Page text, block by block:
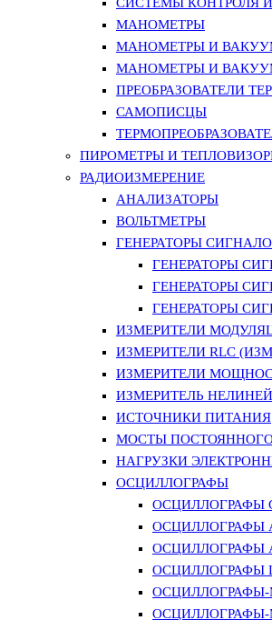
МАНОМЕТРЫ
МАНОМЕТРЫ И
МАНОМЕТРЫ И
ПРЕОБРАЗОВАТЕЛИ
САМОПИСЦЫ
ПИРОМЕТРЫ И
РАДИОИЗМЕРЕНИЕ
АНАЛИЗАТОРЫ
ВОЛЬТМЕТРЫ
ГЕНЕРАТОРЫ
ГЕНЕРАТОРЫ
ГЕНЕРАТОРЫ
ГЕНЕРАТОРЫ
ИЗМЕРИТЕЛИ
ИЗМЕРИТЕЛИ RLC
ИЗМЕРИТЕЛИ
ИЗМЕРИТЕЛЬ
ИСТОЧНИКИ ПИТАНИЯ
МОСТЫ
НАГРУЗКИ
ОСЦИЛЛОГРАФЫ
ОСЦИЛЛОГРАФЫ
ОСЦИЛЛОГРАФЫ
ОСЦИЛЛОГРАФЫ
ОСЦИЛЛОГРАФЫ
ОСЦИЛЛОГРАФЫ-
ОСЦИЛЛОГРАФЫ-